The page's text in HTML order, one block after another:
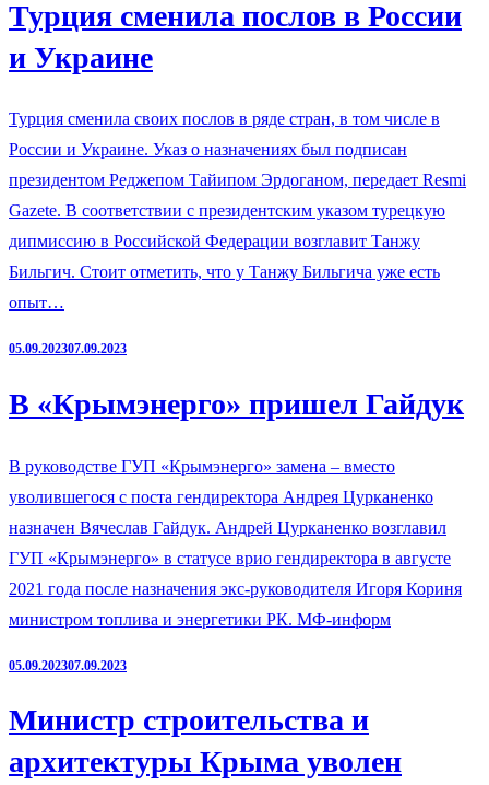
Турция сменила послов в России
и Украине
Турция сменила своих послов в ряде стран, в том числе в
России и Украине. Указ о назначениях был подписан
президентом Реджепом Тайипом Эрдоганом, передает Resmi
Gazete. В соответствии с президентским указом турецкую
дипмиссию в Российской Федерации возглавит Танжу
Бильгич. Стоит отметить, что у Танжу Бильгича уже есть
опыт…
05.09.202307.09.2023
В «Крымэнерго» пришел Гайдук
В руководстве ГУП «Крымэнерго» замена – вместо
уволившегося с поста гендиректора Андрея Цурканенко
назначен Вячеслав Гайдук. Андрей Цурканенко возглавил
ГУП «Крымэнерго» в статусе врио гендиректора в августе
2021 года после назначения экс-руководителя Игоря Кориня
министром топлива и энергетики РК. МФ-информ
05.09.202307.09.2023
Министр строительства и
архитектуры Крыма уволен